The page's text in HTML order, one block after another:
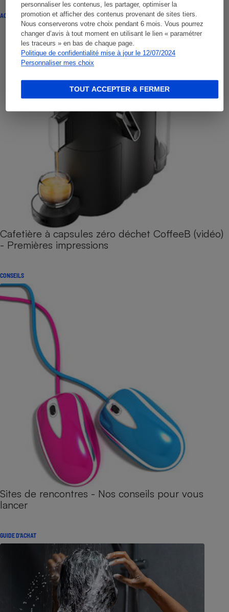
personnaliser les contenus, les partager, optimiser la
promotion et afficher des contenus provenant de sites tiers.
Nous conserverons votre choix pendant 6 mois. Vous pourrez
changer d’avis à tout moment en utilisant le lien « paramétrer
les traceurs » en bas de chaque page.
Politique de confidentialité mise à jour le 12/07/2024
Personnaliser mes choix
TOUT ACCEPTER & FERMER
ACTUALITÉ
Cafetière à capsules zéro déchet CoffeeB (vidéo)
- Premières impressions
CONSEILS
Sites de rencontres - Nos conseils pour vous
lancer
GUIDE D'ACHAT